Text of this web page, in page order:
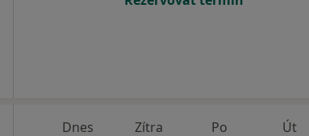
Dnes Zítra Po Út